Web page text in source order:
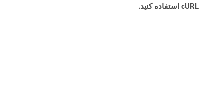
cURL استفاده کنید.